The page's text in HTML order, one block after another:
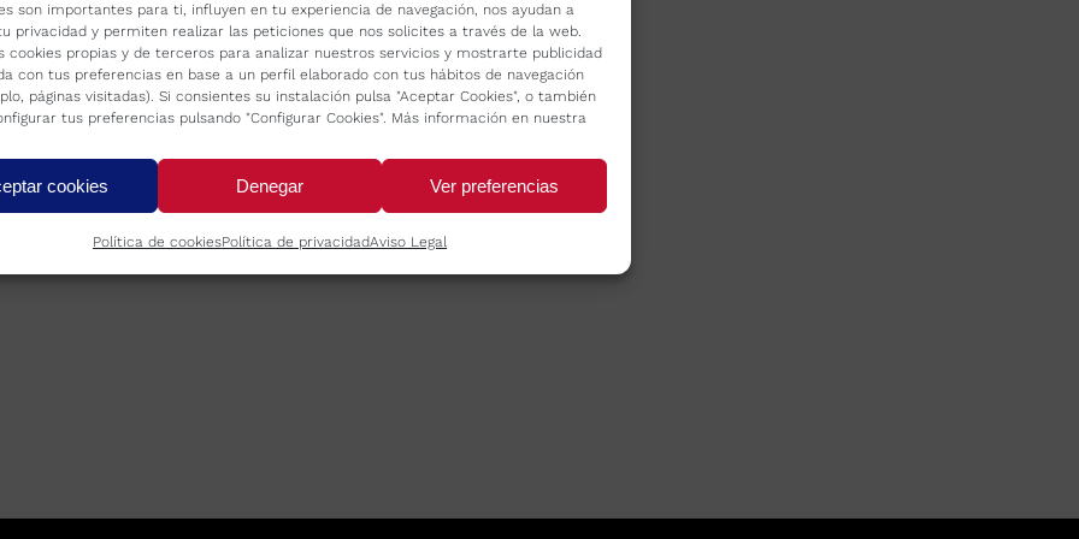
son importantes para ti, influyen en tu experiencia de navegación, nos ayudan a
privacidad y permiten realizar las peticiones que nos solicites a través de la web.
cookies propias y de terceros para analizar nuestros servicios y mostrarte publicidad
con tus preferencias en base a un perfil elaborado con tus hábitos de navegación
páginas visitadas). Si consientes su instalación pulsa "Aceptar Cookies", o también
tus preferencias pulsando "Configurar Cookies". Más información en nuestra
cookies Denegar Ver preferencias
Política de cookiesPolítica de privacidadAviso Legal